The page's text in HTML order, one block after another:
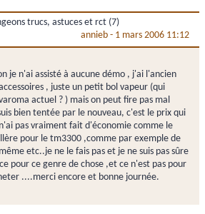
trucs, astuces et rct (7)
annieb - 1 mars 2006 11:12
je n'ai assisté à aucune démo , j'ai l'ancien
, juste un petit bol vapeur (qui
actuel ? ) mais on peut fire pas mal
bien tentée par le nouveau, c'est le prix qui
pas vraiment fait d'économie comme le
pour le tm3300 ,comme par exemple de
etc..je ne le fais pas et je ne suis pas sûre
pour ce genre de chose ,et ce n'est pas pour
....merci encore et bonne journée.